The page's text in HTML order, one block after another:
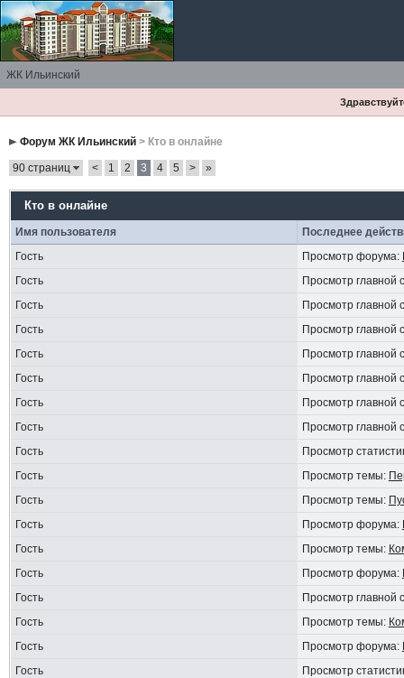
ЖК Ильинский
Форум ЖК Ильинский> Кто в онлайне
90 страниц < 1 2 3 4 5 > »
Кто в онлайне
Имя пользователя
Последнее
Гость
Просмотр форума:
Гость
Просмотр главной
Гость
Просмотр главной
Гость
Просмотр главной
Гость
Просмотр главной
Гость
Просмотр главной
Гость
Просмотр главной
Гость
Просмотр главной
Гость
Просмотр
Гость
Просмотр темы:
Гость
Просмотр темы:
Гость
Просмотр форума:
Гость
Просмотр темы:
Гость
Просмотр форума:
Гость
Просмотр главной
Гость
Просмотр темы:
Гость
Просмотр форума:
Гость
Просмотр